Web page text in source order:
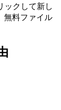
ックして新し
無料ファイル